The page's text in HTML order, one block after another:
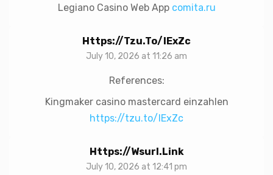
Legiano Casino Web App comita.ru
Https://tzu.to/IExZc
July 10, 2026 at 11:26 am
References:
Kingmaker casino mastercard einzahlen
https://tzu.to/IExZc
Https://wsurl.link
July 10, 2026 at 12:41 pm